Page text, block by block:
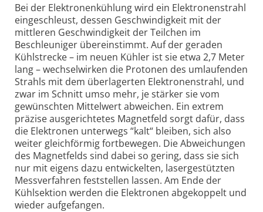
Bei der Elektronenkühlung wird ein Elektronenstrahl
eingeschleust, dessen Geschwindigkeit mit der
mittleren Geschwindigkeit der Teilchen im
Beschleuniger übereinstimmt. Auf der geraden
Kühlstrecke – im neuen Kühler ist sie etwa 2,7 Meter
lang – wechselwirken die Protonen des umlaufenden
Strahls mit dem überlagerten Elektronenstrahl, und
zwar im Schnitt umso mehr, je stärker sie vom
gewünschten Mittelwert abweichen. Ein extrem
präzise ausgerichtetes Magnetfeld sorgt dafür, dass
die Elektronen unterwegs “kalt“ bleiben, sich also
weiter gleichförmig fortbewegen. Die Abweichungen
des Magnetfelds sind dabei so gering, dass sie sich
nur mit eigens dazu entwickelten, lasergestützten
Messverfahren feststellen lassen. Am Ende der
Kühlsektion werden die Elektronen abgekoppelt und
wieder aufgefangen.